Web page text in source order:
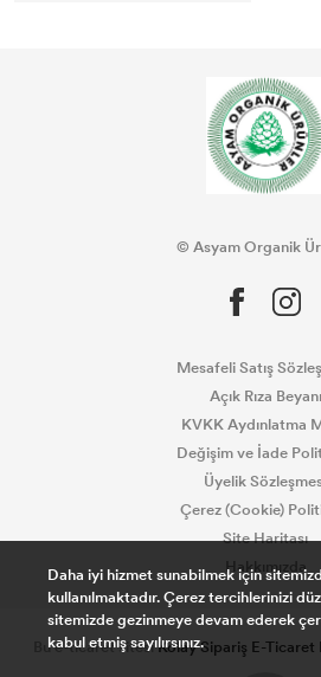
© Asyam Organik
Mesafeli Satış
Açık Rıza Beyanı
KVKK Aydınlatma
Değişim ve İade
Üyelik
Çerez (Cookie)
Site Haritası
Hakkımızda
Bu e-ticaret sitesiKolay Sipariş E-Ticaret
Daha iyi hizmet sunabilmek için
kullanılmaktadır. Çerez tercihlerinizi
sitemizde gezinmeye devam ederek
kabul etmiş sayılırsınız.